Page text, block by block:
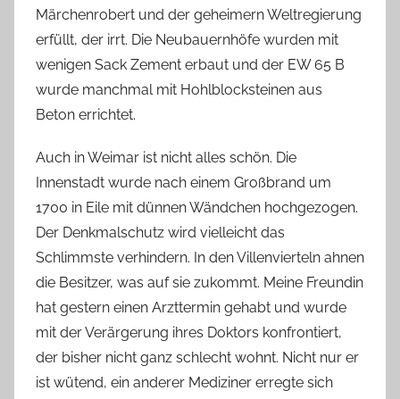
Märchenrobert und der geheimern Weltregierung
erfüllt, der irrt. Die Neubauernhöfe wurden mit
wenigen Sack Zement erbaut und der EW 65 B
wurde manchmal mit Hohlblocksteinen aus
Beton errichtet.
Auch in Weimar ist nicht alles schön. Die
Innenstadt wurde nach einem Großbrand um
1700 in Eile mit dünnen Wändchen hochgezogen.
Der Denkmalschutz wird vielleicht das
Schlimmste verhindern. In den Villenvierteln ahnen
die Besitzer, was auf sie zukommt. Meine Freundin
hat gestern einen Arzttermin gehabt und wurde
mit der Verärgerung ihres Doktors konfrontiert,
der bisher nicht ganz schlecht wohnt. Nicht nur er
ist wütend, ein anderer Mediziner erregte sich